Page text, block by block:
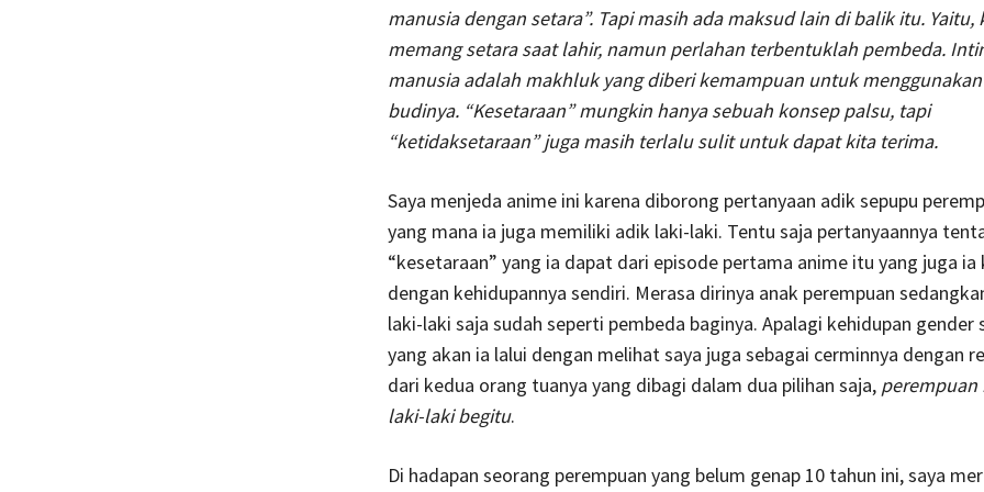
manusia dengan setara”. Tapi masih ada maksud lain di balik itu. Yaitu,
memang setara saat lahir, namun perlahan terbentuklah pembeda.
manusia adalah makhluk yang diberi kemampuan untuk
budinya. “Kesetaraan” mungkin hanya sebuah konsep palsu, tapi
“ketidaksetaraan” juga masih terlalu sulit untuk dapat kita terima.
Saya menjeda anime ini karena diborong pertanyaan adik sepupu
yang mana ia juga memiliki adik laki-laki. Tentu saja pertanyaannya
“kesetaraan” yang ia dapat dari episode pertama anime itu yang juga ia
dengan kehidupannya sendiri. Merasa dirinya anak perempuan
laki-laki saja sudah seperti pembeda baginya. Apalagi kehidupan gender
yang akan ia lalui dengan melihat saya juga sebagai cerminnya dengan
dari kedua orang tuanya yang dibagi dalam dua pilihan saja, perempuan
laki-laki begitu.
Di hadapan seorang perempuan yang belum genap 10 tahun ini, saya